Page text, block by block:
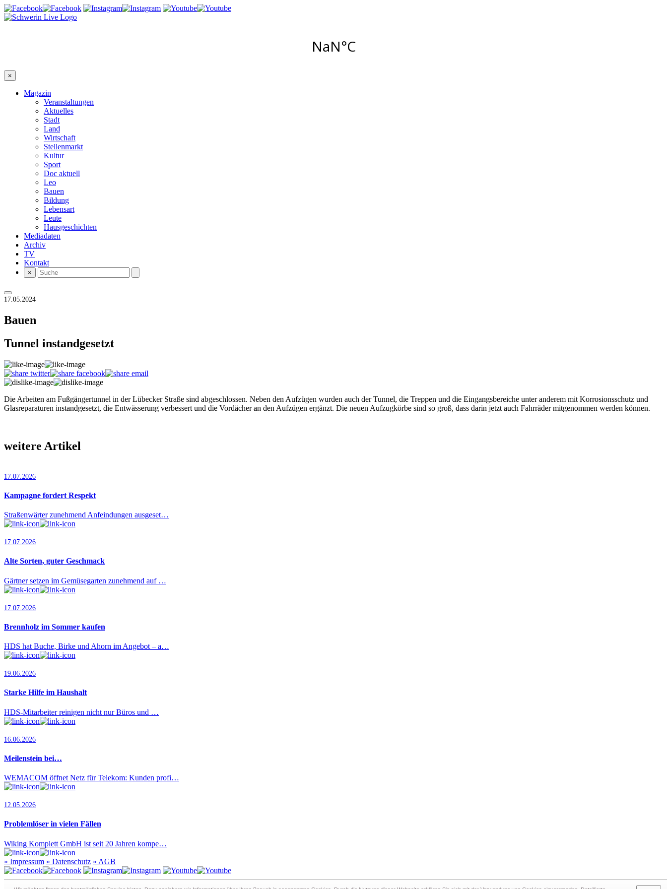
×
Magazin
Veranstaltungen
Aktuelles
Stadt
Land
Wirtschaft
Stellenmarkt
Kultur
Sport
Doc aktuell
Leo
Bauen
Bildung
Lebensart
Leute
Hausgeschichten
Mediadaten
Archiv
TV
Kontakt
×
17.05.2024
Bauen
Tunnel instandgesetzt
Die Arbeiten am Fußgängertunnel in der Lübecker Straße sind abgeschlossen. Neben den Aufzügen wurden auch der Tunnel, die Treppen und die Eingangsbereiche unter anderem mit Korrosionsschutz und
Glasreparaturen instandgesetzt, die Entwässerung verbessert und die Vordächer an den Aufzügen ergänzt. Die neuen Aufzugkörbe sind so groß, dass darin jetzt auch Fahrräder mitgenommen werden können.
weitere Artikel
17.07.2026
Kampagne fordert Respekt
Straßenwärter zunehmend Anfeindungen ausgeset…
17.07.2026
Alte Sorten, guter Geschmack
Gärtner setzen im Gemüsegarten zunehmend auf …
17.07.2026
Brennholz im Sommer kaufen
HDS hat Buche, Birke und Ahorn im Angebot – a…
19.06.2026
Starke Hilfe im Haushalt
HDS-Mitarbeiter reinigen nicht nur Büros und …
16.06.2026
Meilenstein bei…
WEMACOM öffnet Netz für Telekom: Kunden profi…
12.05.2026
Problemlöser in vielen Fällen
Wiking Komplett GmbH ist seit 20 Jahren kompe…
» Impressum » Datenschutz » AGB
Redaktion · Graf-Schack-Alle 8 · 19053 Schwerin